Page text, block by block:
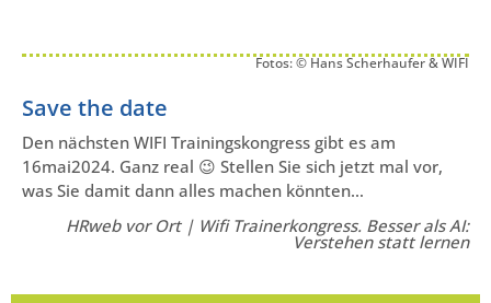
Fotos: © Hans Scherhaufer & WIFI
Save the date
Den nächsten WIFI Trainingskongress gibt es am
16mai2024. Ganz real 😉 Stellen Sie sich jetzt mal vor,
was Sie damit dann alles machen könnten…
HRweb vor Ort | Wifi Trainerkongress. Besser als AI:
Verstehen statt lernen